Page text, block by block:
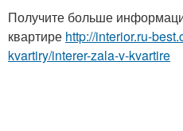
Получите больше
квартире http://interior.ru-
kvartiry/interer-zala-v-kvartire